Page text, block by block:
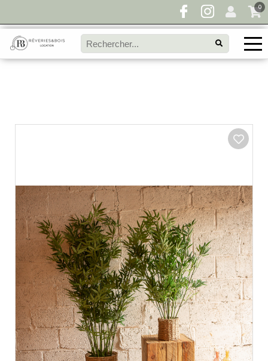
0
Pour toute demande de disponibilité, remplissez